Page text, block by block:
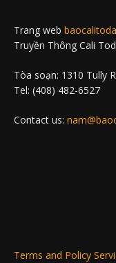
Trang web
Truyền Thông Cali
Tòa soạn: 1310 Tully
Tel: (408) 482-6527
Contact us:
Terms and Policy